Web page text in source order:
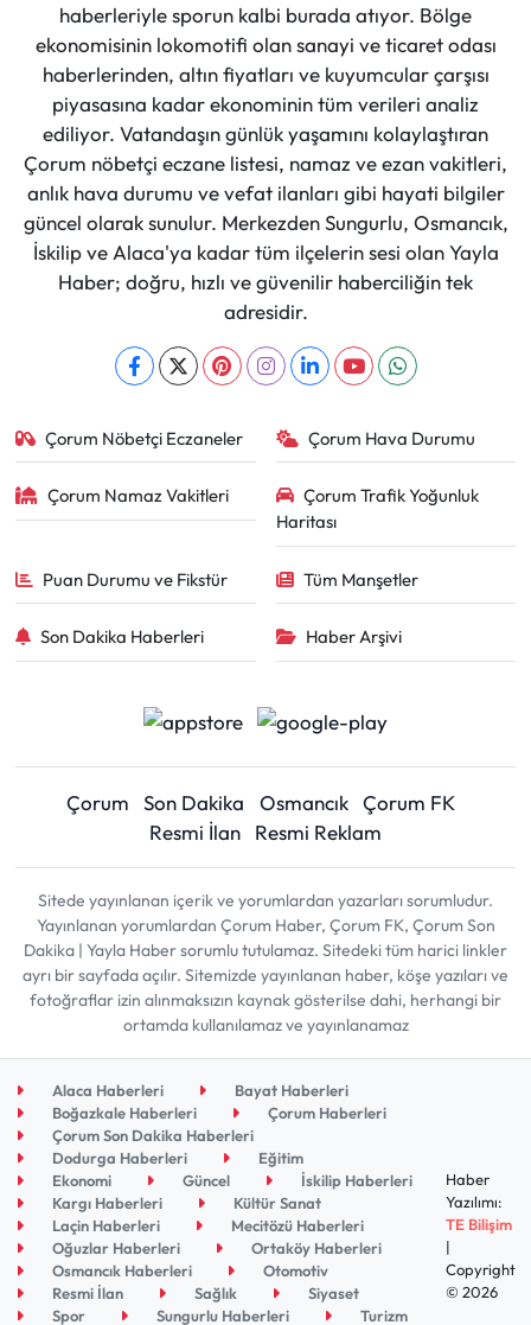
haberleriyle sporun kalbi burada atıyor. Bölge
ekonomisinin lokomotifi olan sanayi ve ticaret odası
haberlerinden, altın fiyatları ve kuyumcular çarşısı
piyasasına kadar ekonominin tüm verileri analiz
ediliyor. Vatandaşın günlük yaşamını kolaylaştıran
Çorum nöbetçi eczane listesi, namaz ve ezan vakitleri,
anlık hava durumu ve vefat ilanları gibi hayati bilgiler
güncel olarak sunulur. Merkezden Sungurlu, Osmancık,
İskilip ve Alaca'ya kadar tüm ilçelerin sesi olan Yayla
Haber; doğru, hızlı ve güvenilir haberciliğin tek
adresidir.
Çorum Nöbetçi Eczaneler Çorum Hava Durumu
Çorum Namaz Vakitleri
Çorum Trafik Yoğunluk
Haritası
Puan Durumu ve Fikstür Tüm Manşetler
Son Dakika Haberleri Haber Arşivi
Çorum Son Dakika Osmancık Çorum FK
Resmi İlan
Resmi Reklam
Sitede yayınlanan içerik ve yorumlardan yazarları sorumludur.
Yayınlanan yorumlardan Çorum Haber, Çorum FK, Çorum Son
Dakika | Yayla Haber sorumlu tutulamaz. Sitedeki tüm harici linkler
ayrı bir sayfada açılır. Sitemizde yayınlanan haber, köşe yazıları ve
fotoğraflar izin alınmaksızın kaynak gösterilse dahi, herhangi bir
ortamda kullanılamaz ve yayınlanamaz
Alaca Haberleri
Bayat Haberleri
Boğazkale Haberleri
Çorum Haberleri
Çorum Son Dakika Haberleri
Dodurga Haberleri
Eğitim
Ekonomi
Güncel
İskilip Haberleri
Kargı Haberleri
Kültür Sanat
Laçin Haberleri
Mecitözü Haberleri
Oğuzlar Haberleri
Ortaköy Haberleri
Osmancık Haberleri
Otomotiv
Resmi İlan
Sağlık
Siyaset
Spor
Sungurlu Haberleri Turizm
Haber
Yazılımı:
TE Bilişim
|
Copyright
© 2026